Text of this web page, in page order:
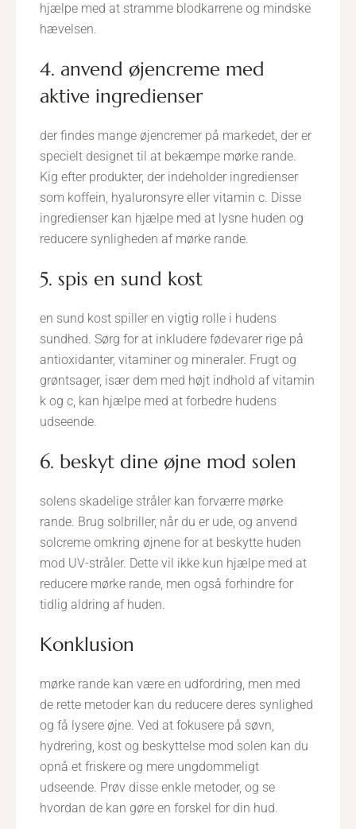
hjælpe med at stramme blodkarrene og mindske
hævelsen.
4. anvend øjencreme med
aktive ingredienser
der findes mange øjencremer på markedet, der er
specielt designet til at bekæmpe mørke rande.
Kig efter produkter, der indeholder ingredienser
som koffein, hyaluronsyre eller vitamin c. Disse
ingredienser kan hjælpe med at lysne huden og
reducere synligheden af mørke rande.
5. spis en sund kost
en sund kost spiller en vigtig rolle i hudens
sundhed. Sørg for at inkludere fødevarer rige på
antioxidanter, vitaminer og mineraler. Frugt og
grøntsager, især dem med højt indhold af vitamin
k og c, kan hjælpe med at forbedre hudens
udseende.
6. beskyt dine øjne mod solen
solens skadelige stråler kan forværre mørke
rande. Brug solbriller, når du er ude, og anvend
solcreme omkring øjnene for at beskytte huden
mod UV-stråler. Dette vil ikke kun hjælpe med at
reducere mørke rande, men også forhindre for
tidlig aldring af huden.
konklusion
mørke rande kan være en udfordring, men med
de rette metoder kan du reducere deres synlighed
og få lysere øjne. Ved at fokusere på søvn,
hydrering, kost og beskyttelse mod solen kan du
opnå et friskere og mere ungdommeligt
udseende. Prøv disse enkle metoder, og se
hvordan de kan gøre en forskel for din hud.